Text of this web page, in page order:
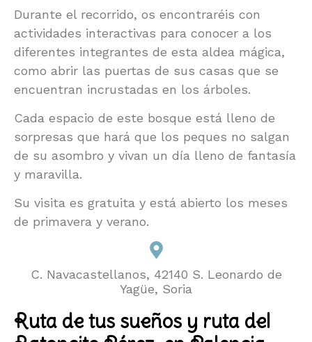
Durante el recorrido, os encontraréis con
actividades interactivas para conocer a los
diferentes integrantes de esta aldea mágica,
como abrir las puertas de sus casas que se
encuentran incrustadas en los árboles.
Cada espacio de este bosque está lleno de
sorpresas que hará que los peques no salgan
de su asombro y vivan un día lleno de fantasía
y maravilla.
Su visita es gratuita y está abierto los meses
de primavera y verano.
C. Navacastellanos, 42140 S. Leonardo de
Yagüe, Soria
Ruta de tus sueños y ruta del